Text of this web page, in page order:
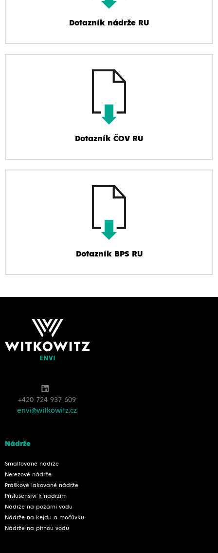
Dotazník nádrže RU
Dotazník ČOV RU
Dotazník BPS RU
+420 724 937 609
envi@witkowitz.cz
Nádrže
Smaltované nádrže
Nerezové nádrže
Práškově lakované nádrže
Příslušenství k nádržím
Nádrže na požární vodu
Nádrže na kejdu a močůvku
Nádrže na pitnou vodu